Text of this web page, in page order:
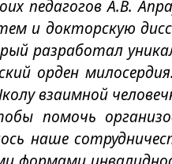
педагогов А.В.
и докторскую
разработал
орден
взаимной
помочь
наше